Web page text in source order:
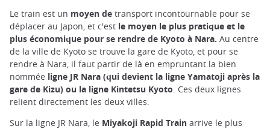
Le train est un moyen de transport incontournable pour se
déplacer au Japon, et c'est le moyen le plus pratique et le
plus économique pour se rendre de Kyoto à Nara. Au centre
de la ville de Kyoto se trouve la gare de Kyoto, et pour se
rendre à Nara, il faut partir de là en empruntant la bien
nommée ligne JR Nara (qui devient la ligne Yamatoji après la
gare de Kizu) ou la ligne Kintetsu Kyoto. Ces deux lignes
relient directement les deux villes.
Sur la ligne JR Nara, le Miyakoji Rapid Train arrive le plus